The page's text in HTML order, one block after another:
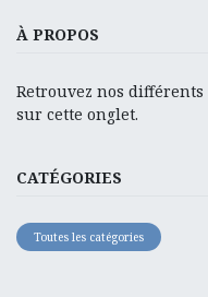
À PROPOS
Retrouvez nos
sur cette onglet.
CATÉGORIES
Toutes les catégories